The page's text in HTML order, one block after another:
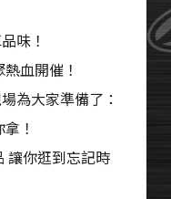
味！
血開催！
為大家準備了：
！
讓你逛到忘記時